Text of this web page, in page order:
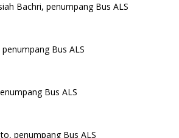
Bachri, penumpang Bus ALS
penumpang Bus ALS
Bus ALS
penumpang Bus ALS